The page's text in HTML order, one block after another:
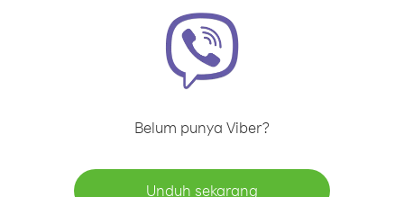
Belum punya Viber?
Unduh sekarang